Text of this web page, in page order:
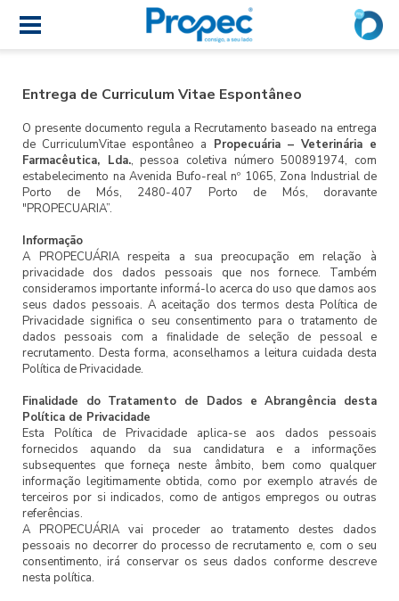
Entrega de Curriculum Vitae Espontâneo
O presente documento regula a Recrutamento baseado na entrega
de CurriculumVitae espontâneo a Propecuária – Veterinária e
Farmacêutica, Lda., pessoa coletiva número 500891974, com
estabelecimento na Avenida Bufo-real nº 1065, Zona Industrial de
Porto de Mós, 2480-407 Porto de Mós, doravante
"PROPECUARIA”.
Informação
A PROPECUÁRIA respeita a sua preocupação em relação à
privacidade dos dados pessoais que nos fornece. Também
consideramos importante informá-lo acerca do uso que damos aos
seus dados pessoais. A aceitação dos termos desta Política de
Privacidade significa o seu consentimento para o tratamento de
dados pessoais com a finalidade de seleção de pessoal e
recrutamento. Desta forma, aconselhamos a leitura cuidada desta
Política de Privacidade.
Finalidade do Tratamento de Dados e Abrangência desta
Política de Privacidade
Esta Política de Privacidade aplica-se aos dados pessoais
fornecidos aquando da sua candidatura e a informações
subsequentes que forneça neste âmbito, bem como qualquer
informação legitimamente obtida, como por exemplo através de
terceiros por si indicados, como de antigos empregos ou outras
referências.
A PROPECUÁRIA vai proceder ao tratamento destes dados
pessoais no decorrer do processo de recrutamento e, com o seu
consentimento, irá conservar os seus dados conforme descreve
nesta política.